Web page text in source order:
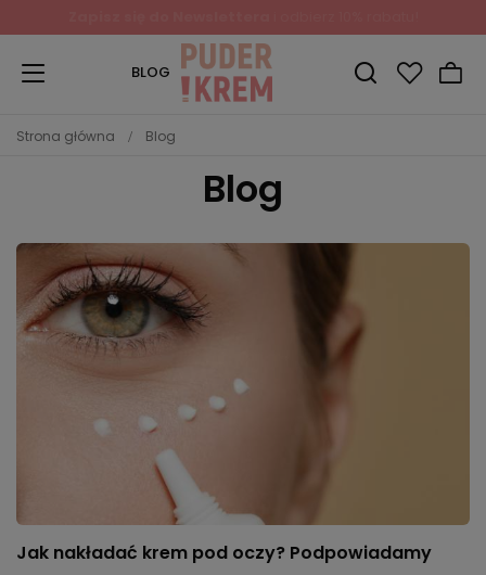
BLOG
Strona główna Blog
Blog
Jak nakładać krem pod oczy? Podpowiadamy